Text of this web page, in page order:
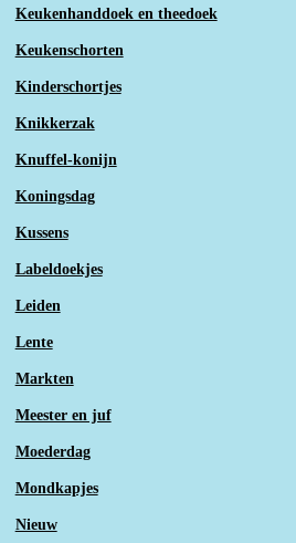
Keukenhanddoek en theedoek
Keukenschorten
Kinderschortjes
Knikkerzak
Knuffel-konijn
Koningsdag
Kussens
Labeldoekjes
Leiden
Lente
Markten
Meester en juf
Moederdag
Mondkapjes
Nieuw